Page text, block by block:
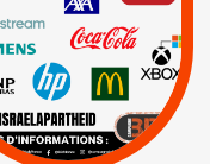
Keter |
Livres et brochures |
Mehadrin | PUMA
Sodastream |
Visuels, tracts,
affiches,...